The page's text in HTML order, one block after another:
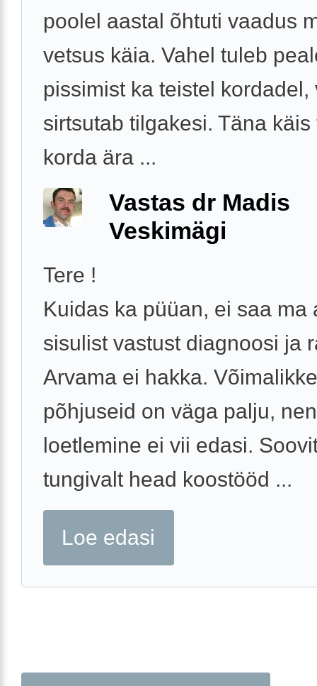
poolel aastal õhtuti vaadus
vetsus käia. Vahel tuleb
pissimist ka teistel kordadel,
sirtsutab tilgakesi. Täna käis
korda ära ...
Vastas dr Madis
Veskimägi
Tere !
Kuidas ka püüan, ei saa ma
sisulist vastust diagnoosi ja
Arvama ei hakka. Võimalikke
põhjuseid on väga palju,
loetlemine ei vii edasi.
tungivalt head koostööd ...
Loe edasi